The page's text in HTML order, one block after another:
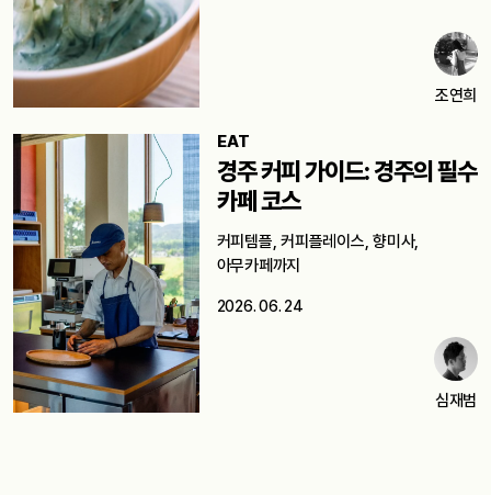
조연희
EAT
경주 커피 가이드: 경주의 필수
카페 코스
커피템플, 커피플레이스, 향미사,
아무카페까지
2026. 06. 24
심재범